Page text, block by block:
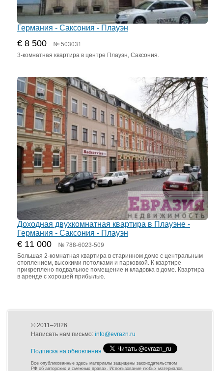
Германия - Саксония - Плауэн
€ 8 500 № 503031
3-комнатная квартира в центре Плауэн, Саксония.
Доходная двухкомнатная квартира в Плауэне -
Германия - Саксония - Плауэн
€ 11 000 № 788-6023-509
Большая 2-комнатная квартира в старинном доме с центральным
отоплением, высокими потолками и парковкой. К квартире
прикреплено подвальное помещение и кладовка в доме. Квартира
в аренде с хорошей прибылью.
© 2011–2026
Написать нам письмо: info@evrazn.ru
Подписка на обновления
Все опубликованные здесь материалы защищены законодательством
РФ об авторских и смежных правах. Использование любых материалов